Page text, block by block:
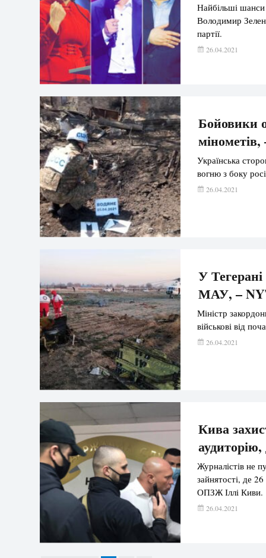
Найбільші
Володимир
партії.
26.04.2021
Бойовики
Українська
вогню з боку
26.04.2021
У
МАУ, –
Міністр
військові від
26.04.2021
Кива
Журналістів не
зайнятості, де 26
ОПЗЖ Іллі Киви.
26.04.2021